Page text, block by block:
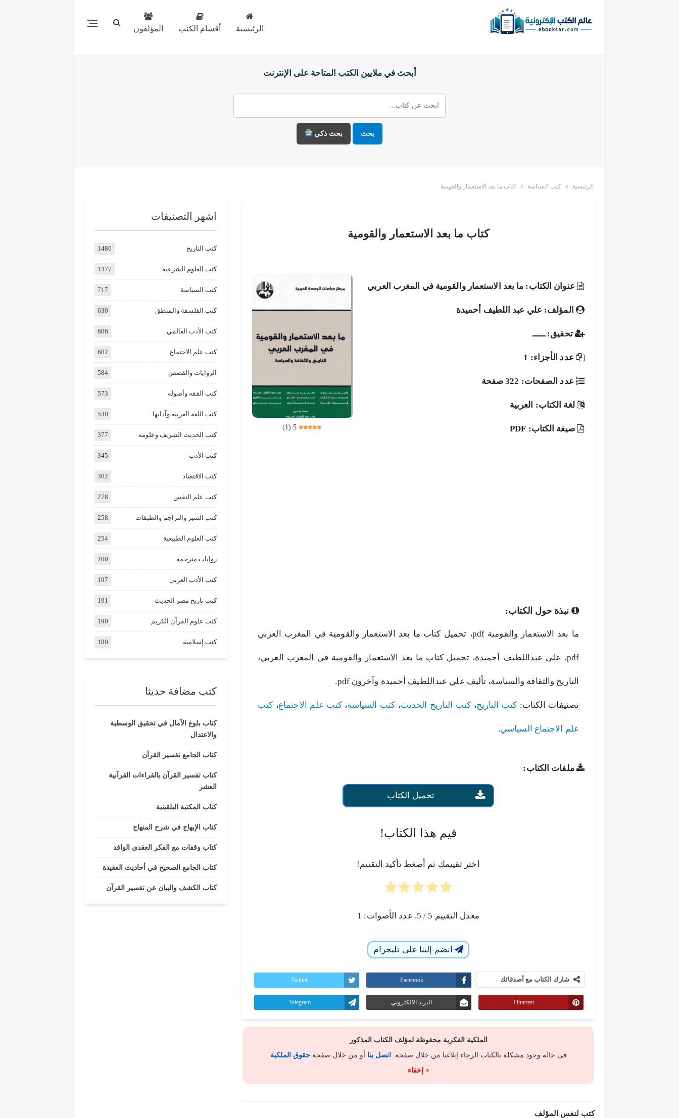
الرئيسية أقسام الكتب المؤلفون
أبحث في ملايين الكتب المتاحة على الإنترنت
بحث بحث ذكي
الرئيسية كتب السياسة كتاب ما بعد الاستعمار والقومية
كتاب ما بعد الاستعمار والقومية
5
(
1
)
عنوان الكتاب: ما بعد الاستعمار والقومية في المغرب العربي
المؤلف: علي عبد اللطيف أحميدة
تحقيق: ـــــ
عدد الأجزاء: 1
عدد الصفحات: 322 صفحة
لغة الكتاب: العربية
صيغة الكتاب: PDF
نبذة حول الكتاب:
ما بعد الاستعمار والقومية pdf، تحميل كتاب ما بعد الاستعمار والقومية في المغرب العربي
pdf، علي عبداللطيف أحميدة، تحميل كتاب ما بعد الاستعمار والقومية في المغرب العربي،
التاريخ والثقافة والسياسة، تأليف علي عبداللطيف أحميدة وآخرون pdf.
تصنيفات الكتاب: كتب التاريخ،كتب التاريخ الحديث، كتب السياسة،كتب علم الاجتماع، كتب
علم الاجتماع السياسي.
ملفات الكتاب:
تحميل الكتاب
قيم هذا الكتاب!
اختر تقييمك ثم أضغط تأكيد التقييم!
معدل التقييم 5 / 5. عدد الأصوات: 1
انضم إلينا على تليجرام
شارك الكتاب مع أصدقائك Facebook
Twitter
Pinterest البريد الالكتروني Telegram
الملكية الفكرية محفوظة لمؤلف الكتاب المذكور
فى حالة وجود مشكلة بالكتاب الرجاء إبلاغنا من خلال صفحة: اتصل بنا أو من خلال صفحةحقوق الملكية
× إخفاء
كتب لنفس المؤلف
اشهر التصنيفات
كتب التاريخ 1486
كتب العلوم الشرعية 1377
كتب السياسة 717
كتب الفلسفة والمنطق 630
كتب الأدب العالمي 606
كتب علم الاجتماع 602
الروايات والقصص 584
كتب الفقه وأصوله 573
كتب اللغة العربية وآدابها 530
كتب الحديث الشريف وعلومه 377
كتب الأدب 345
كتب الاقتصاد 302
كتب علم النفس 278
كتب السير والتراجم والطبقات 258
كتب العلوم الطبيعية 254
روايات مترجمة 200
كتب الأدب العربي 197
كتب تاريخ مصر الحديث 191
كتب علوم القرآن الكريم 190
كتب إسلامية 180
كتب مضافة حديثا
كتاب بلوغ الآمال في تحقيق الوسطية
والاعتدال
كتاب الجامع تفسير القرآن
كتاب تفسير القرآن بالقراءات القرآنية
العشر
كتاب المكتبة البلقينية
كتاب الإبهاج في شرح المنهاج
كتاب وقفات مع الفكر العقدي الوافد
كتاب الجامع الصحيح في أحاديث العقيدة
كتاب الكشف والبيان عن تفسير القرآن